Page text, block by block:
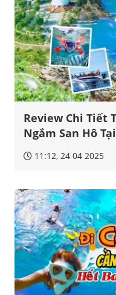
Review Chi Tiết
Ngắm San Hô
11:12, 24 04 2025